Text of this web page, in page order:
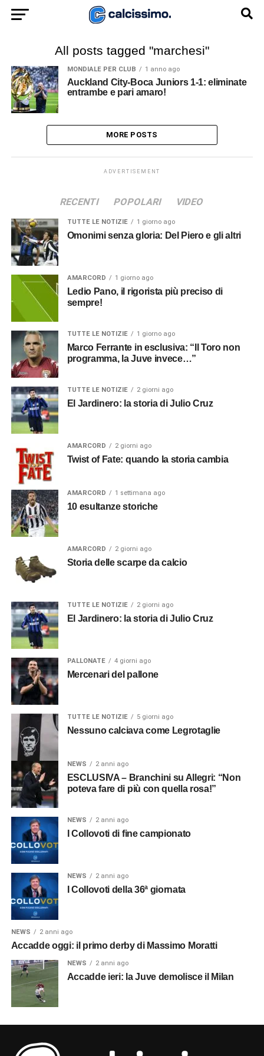
All posts tagged "marchesi"
MONDIALE PER CLUB 1 anno ago
Auckland City-Boca Juniors 1-1: eliminate
entrambe e pari amaro!
MORE POSTS
ADVERTISEMENT
RECENTI POPOLARI VIDEO
TUTTE LE NOTIZIE 1 giorno ago
Omonimi senza gloria: Del Piero e gli altri
AMARCORD 1 giorno ago
Ledio Pano, il rigorista più preciso di
sempre!
TUTTE LE NOTIZIE 1 giorno ago
Marco Ferrante in esclusiva: “Il Toro non
programma, la Juve invece…”
TUTTE LE NOTIZIE 2 giorni ago
El Jardinero: la storia di Julio Cruz
AMARCORD 2 giorni ago
Twist of Fate: quando la storia cambia
AMARCORD 1 settimana ago
10 esultanze storiche
AMARCORD 2 giorni ago
Storia delle scarpe da calcio
TUTTE LE NOTIZIE 2 giorni ago
El Jardinero: la storia di Julio Cruz
PALLONATE 4 giorni ago
Mercenari del pallone
TUTTE LE NOTIZIE 5 giorni ago
Nessuno calciava come Legrotaglie
NEWS 2 anni ago
ESCLUSIVA – Branchini su Allegri: “Non
poteva fare di più con quella rosa!”
NEWS 2 anni ago
I Collovoti di fine campionato
NEWS 2 anni ago
I Collovoti della 36ª giornata
NEWS 2 anni ago
Accadde oggi: il primo derby di Massimo Moratti
NEWS 2 anni ago
Accadde ieri: la Juve demolisce il Milan